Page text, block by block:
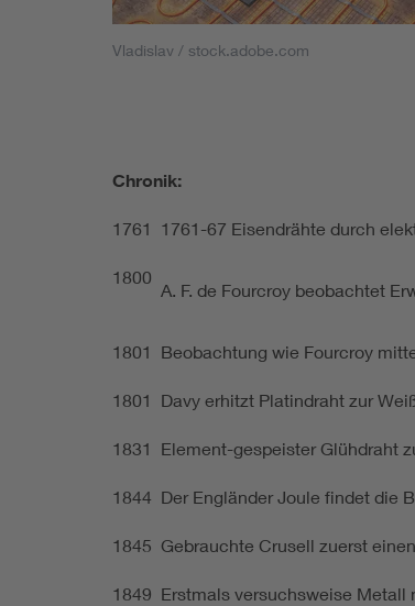
Vladislav / stock.adobe.com
Chronik:
1761 1761-67 Eisendrähte durch
1800
A. F. de Fourcroy beobachtet
1801 Beobachtung wie Fourcroy
1801 Davy erhitzt Platindraht zur
1831 Element-gespeister Glühdraht
1844 Der Engländer Joule findet die
1845 Gebrauchte Crusell zuerst
1849 Erstmals versuchsweise Metall